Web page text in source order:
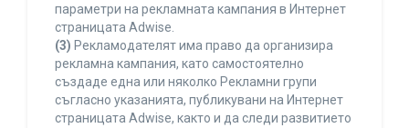
параметри на рекламната кампания в Интернет
страницата Adwise.
(3) Рекламодателят има право да организира
рекламна кампания, като самостоятелно
създаде една или няколко Рекламни групи
съгласно указанията, публикувани на Интернет
страницата Adwise, както и да следи развитието